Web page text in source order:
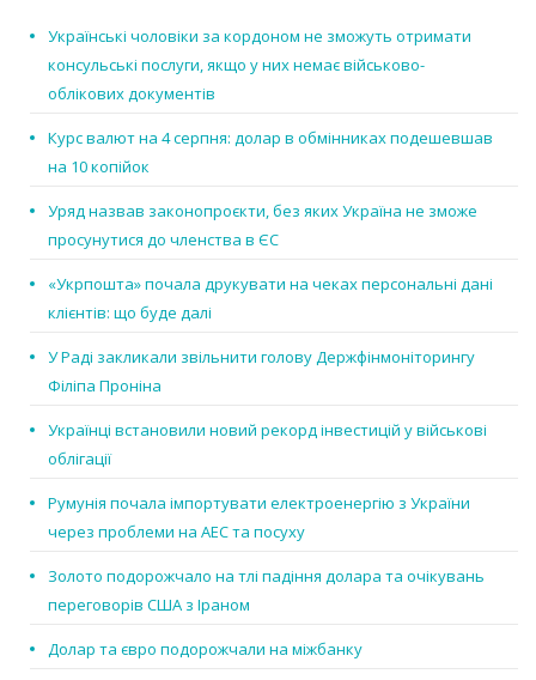
Українські чоловіки за кордоном не зможуть отримати
консульські послуги, якщо у них немає військово-
облікових документів
Курс валют на 4 серпня: долар в обмінниках подешевшав
на 10 копійок
Уряд назвав законопроєкти, без яких Україна не зможе
просунутися до членства в ЄС
«Укрпошта» почала друкувати на чеках персональні дані
клієнтів: що буде далі
У Раді закликали звільнити голову Держфінмоніторингу
Філіпа Проніна
Українці встановили новий рекорд інвестицій у військові
облігації
Румунія почала імпортувати електроенергію з України
через проблеми на АЕС та посуху
Золото подорожчало на тлі падіння долара та очікувань
переговорів США з Іраном
Долар та євро подорожчали на міжбанку